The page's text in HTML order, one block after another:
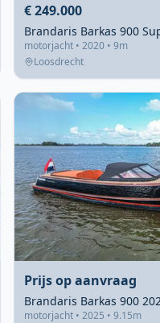
€ 249.000
Brandaris Barkas 900
motorjacht • 2020 • 9m
Loosdrecht
Prijs op aanvraag
motorjacht • 2025 • 9.15m